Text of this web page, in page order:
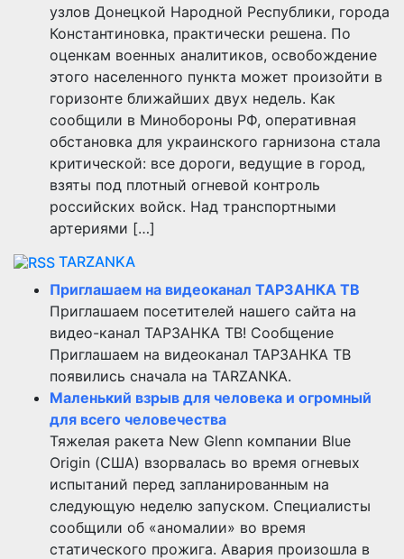
узлов Донецкой Народной Республики, города
Константиновка, практически решена. По
оценкам военных аналитиков, освобождение
этого населенного пункта может произойти в
горизонте ближайших двух недель. Как
сообщили в Минобороны РФ, оперативная
обстановка для украинского гарнизона стала
критической: все дороги, ведущие в город,
взяты под плотный огневой контроль
российских войск. Над транспортными
артериями […]
TARZANKA
Приглашаем на видеоканал ТАРЗАНКА ТВ
Приглашаем посетителей нашего сайта на
видео-канал ТАРЗАНКА ТВ! Сообщение
Приглашаем на видеоканал ТАРЗАНКА ТВ
появились сначала на TARZANKA.
Маленький взрыв для человека и огромный
для всего человечества
Тяжелая ракета New Glenn компании Blue
Origin (США) взорвалась во время огневых
испытаний перед запланированным на
следующую неделю запуском. Специалисты
сообщили об «аномалии» во время
статического прожига. Авария произошла в